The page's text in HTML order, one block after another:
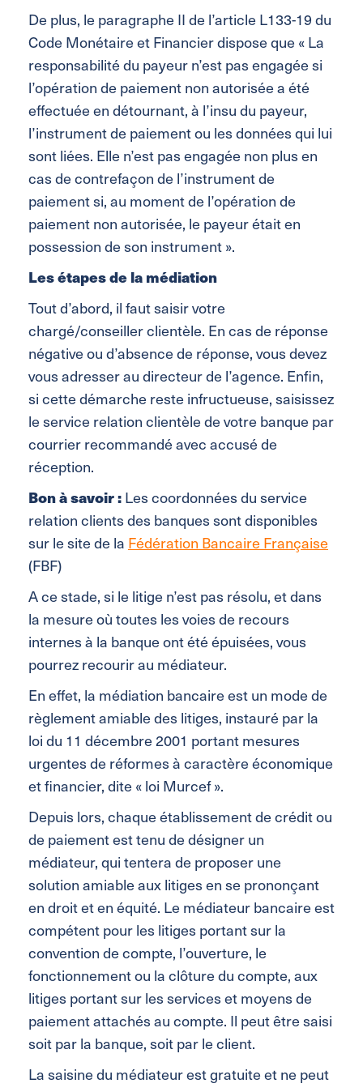
De plus, le paragraphe II de l’article L133-19 du
Code Monétaire et Financier dispose que « La
responsabilité du payeur n’est pas engagée si
l’opération de paiement non autorisée a été
effectuée en détournant, à l’insu du payeur,
l’instrument de paiement ou les données qui lui
sont liées. Elle n’est pas engagée non plus en
cas de contrefaçon de l’instrument de
paiement si, au moment de l’opération de
paiement non autorisée, le payeur était en
possession de son instrument ».
Les étapes de la médiation
Tout d’abord, il faut saisir votre
chargé/conseiller clientèle. En cas de réponse
négative ou d’absence de réponse, vous devez
vous adresser au directeur de l’agence. Enfin,
si cette démarche reste infructueuse, saisissez
le service relation clientèle de votre banque par
courrier recommandé avec accusé de
réception.
Bon à savoir :Les coordonnées du service
relation clients des banques sont disponibles
sur le site de la Fédération Bancaire Française
(FBF)
A ce stade, si le litige n’est pas résolu, et dans
la mesure où toutes les voies de recours
internes à la banque ont été épuisées, vous
pourrez recourir au médiateur.
En effet, la médiation bancaire est un mode de
règlement amiable des litiges, instauré par la
loi du 11 décembre 2001 portant mesures
urgentes de réformes à caractère économique
et financier, dite « loi Murcef ».
Depuis lors, chaque établissement de crédit ou
de paiement est tenu de désigner un
médiateur, qui tentera de proposer une
solution amiable aux litiges en se prononçant
en droit et en équité. Le médiateur bancaire est
compétent pour les litiges portant sur la
convention de compte, l’ouverture, le
fonctionnement ou la clôture du compte, aux
litiges portant sur les services et moyens de
paiement attachés au compte. Il peut être saisi
soit par la banque, soit par le client.
La saisine du médiateur est gratuite et ne peut